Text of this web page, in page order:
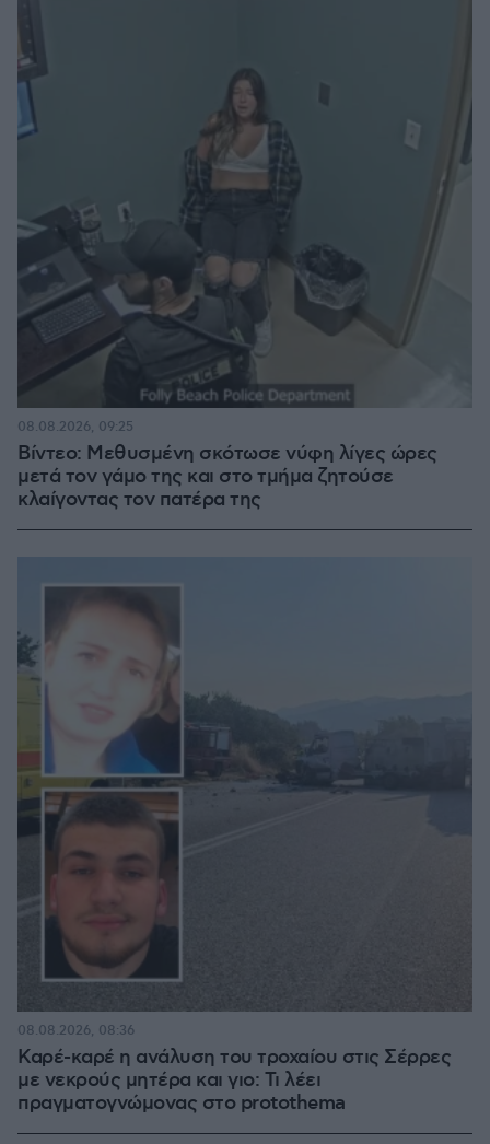
Βίντεο: Μεθυσμένη σκότωσε νύφη λίγες ώρες
μετά τον γάμο της και στο τμήμα ζητούσε
κλαίγοντας τον πατέρα της
08.08.2026, 09:25
Καρέ-καρέ η ανάλυση του τροχαίου στις Σέρρες
με νεκρούς μητέρα και γιο: Τι λέει
πραγματογνώμονας στο protothema
08.08.2026, 08:36